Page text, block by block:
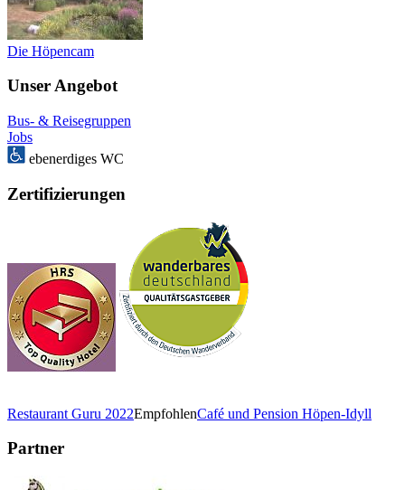
Die Höpencam
Unser Angebot
Bus- & Reisegruppen
Jobs
ebenerdiges WC
Zertifizierungen
Restaurant Guru 2022EmpfohlenCafé und Pension Höpen-Idyll
Partner